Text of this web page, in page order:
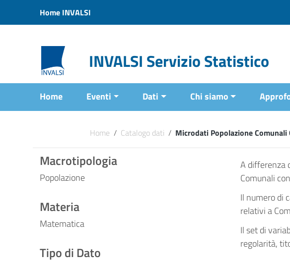
Vai al menu di navigazione
Home INVALSI
INVALSI Servizio Statistico
Home Eventi Dati Chi siamo
Home / Catalogo dati / Microdati Popolazione
Macrotipologia
Popolazione
Materia
Matematica
Tipo di Dato
A differenza
Comunali
Il numero di
relativi a
Il set di
regolarità,